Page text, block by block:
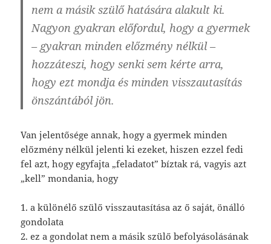
nem a másik szülő hatására alakult ki.
Nagyon gyakran előfordul, hogy a gyermek
– gyakran minden előzmény nélkül –
hozzáteszi, hogy senki sem kérte arra,
hogy ezt mondja és minden visszautasítás
önszántából jön.
Van jelentősége annak, hogy a gyermek minden
előzmény nélkül jelenti ki ezeket, hiszen ezzel fedi
fel azt, hogy egyfajta „feladatot” bíztak rá, vagyis azt
„kell” mondania, hogy
1. a különélő szülő visszautasítása az ő saját, önálló
gondolata
2. ez a gondolat nem a másik szülő befolyásolásának